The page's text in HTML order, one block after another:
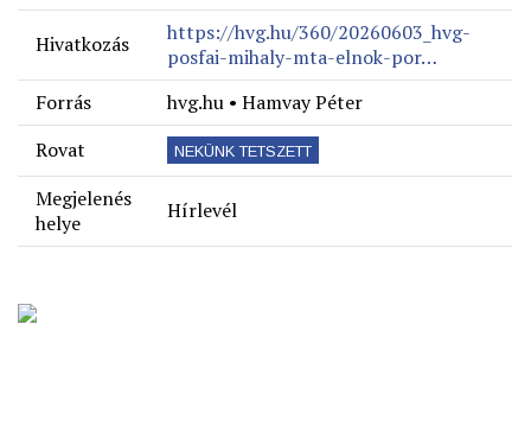
Hivatkozás
https://hvg.hu/360/20260603_hvg-
posfai-mihaly-mta-elnok-por…
Forrás
hvg.hu • Hamvay Péter
Rovat
NEKÜNK TETSZETT
Megjelenés
helye
Hírlevél